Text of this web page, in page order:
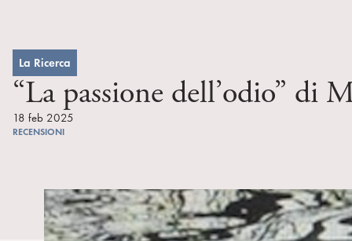
La Ricerca
“La passione dell’odio” di
18 feb 2025
RECENSIONI